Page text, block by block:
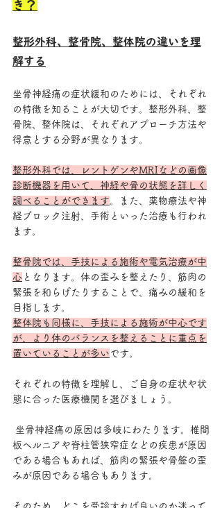
き？
整形外科、整骨院、整体院の違いを理
解する
坐骨神経痛の症状緩和のためには、それぞれ
の特徴を知ることが大切です。整形外科、整
骨院、整体院は、それぞれアプローチ方法や
得意とする分野が異なります。
整形外科では、レントゲンやMRIなどの画像
診断機器を用いて、神経や骨の状態を詳しく
調べることができます。また、薬物療法や神
経ブロック注射、手術といった治療も行われ
ます。
整骨院では、手技による施術や電気治療が中
心 となります。体の歪みを整えたり、筋肉の
緊張を和らげたりすることで、痛みの緩和を
目指します。
整体院も同様に、手技による施術が中心です
が、より体のバランスを整えることに重点を
置いていることが多い です。
それぞれの特徴を理解し、ご自身の症状や状
態に合った医療機関を選びましょう。
坐骨神経痛の原因は多岐にわたります。椎間
板ヘルニアや脊柱管狭窄症などの疾患が原因
である場合もあれば、筋肉の緊張や骨盤の歪
みが原因である場合もあります。
そのため、どこを受診すれば良いのか迷って